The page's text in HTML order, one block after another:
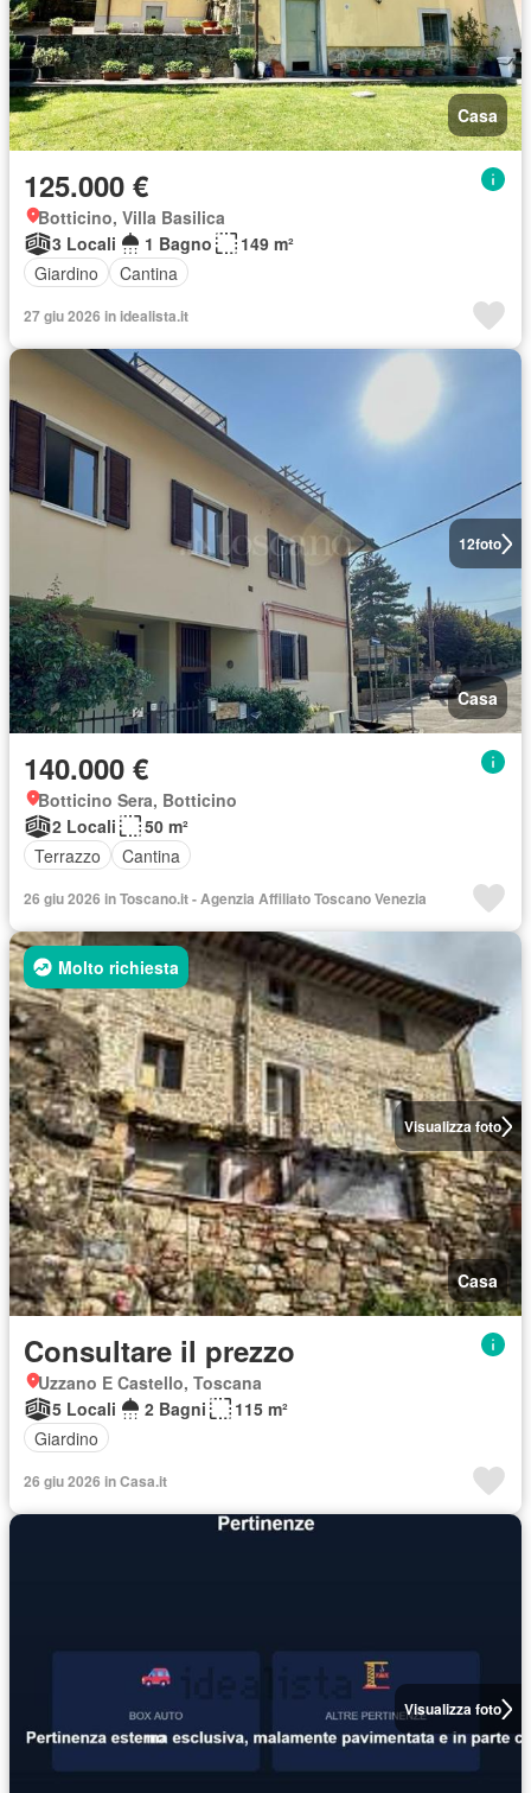
Casa
125.000 €
Botticino, Villa Basilica
3 Locali
1 Bagno
149 m²
Giardino
Cantina
27 giu 2026 in idealista.it
12foto
Casa
140.000 €
Botticino Sera, Botticino
2 Locali
50 m²
Terrazzo
Cantina
26 giu 2026 in Toscano.it - Agenzia Affiliato Toscano Venezia
Visualizza foto
Molto richiesta
Casa
Consultare il prezzo
Uzzano E Castello, Toscana
5 Locali
2 Bagni
115 m²
Giardino
26 giu 2026 in Casa.it
Visualizza foto